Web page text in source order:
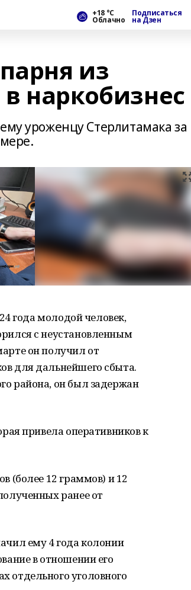
+18 °С
Облачно
Подписаться
на Дзен
из
наркобизнес
уроженцу Стерлитамака за
года молодой человек,
с неустановленным
он получил от
для дальнейшего сбыта.
района, он был задержан
привела оперативников к
(более 12 граммов) и 12
ранее от
ему 4 года колонии
в отношении его
отдельного уголовного